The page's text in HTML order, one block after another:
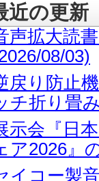
近の更新
声拡大読
08/03)
戻り防止
チ折り畳
示会『日
ア2026』
イコー製